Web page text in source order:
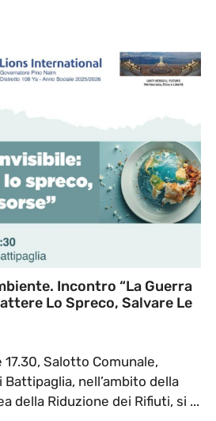
Incontro “La Guerra
Lo Spreco, Salvare Le
Salotto Comunale,
Battipaglia, nell’ambito della
della Riduzione dei Rifiuti, si ...